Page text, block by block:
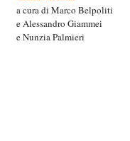
a cura di Marco Belpoliti
e Alessandro Giammei
e Nunzia Palmieri